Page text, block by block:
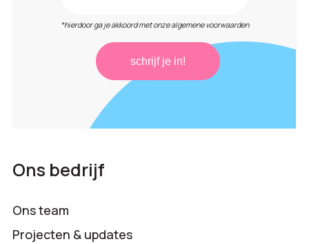
*hierdoor ga je akkoord met onze algemene voorwaarden
schrijf je in!
Ons bedrijf
Ons team
Projecten & updates